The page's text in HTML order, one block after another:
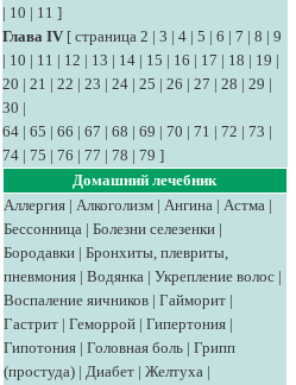
| 10 | 11 ]
Глава IV [ страница 2 | 3 | 4 | 5 | 6 | 7 | 8 | 9
| 10 | 11 | 12 | 13 | 14 | 15 | 16 | 17 | 18 | 19 |
20 | 21 | 22 | 23 | 24 | 25 | 26 | 27 | 28 | 29 |
30 |
64 | 65 | 66 | 67 | 68 | 69 | 70 | 71 | 72 | 73 |
74 | 75 | 76 | 77 | 78 | 79 ]
Домашний лечебник
Аллергия | Алкоголизм | Ангина | Астма |
Бессонница | Болезни селезенки |
Бородавки | Бронхиты, плевриты,
пневмония | Водянка | Укрепление волос |
Воспаление яичников | Гайморит |
Гастрит | Геморрой | Гипертония |
Гипотония | Головная боль | Грипп
(простуда) | Диабет | Желтуха |